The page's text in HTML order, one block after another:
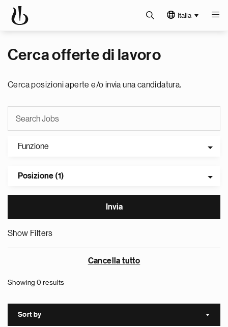
Italia
Cerca offerte di lavoro
Cerca posizioni aperte e/o invia una candidatura.
Funzione
Posizione (1)
Show Filters
Cancella tutto
Showing 0 results
Sort by Sort